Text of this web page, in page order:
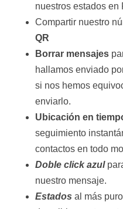
nuestros estados en
Compartir nuestro
QR
Borrar mensajes
hallamos enviado
si nos hemos
enviarlo.
Ubicación en
seguimiento
contactos en todo
Doble click azul
nuestro mensaje.
Estados al más